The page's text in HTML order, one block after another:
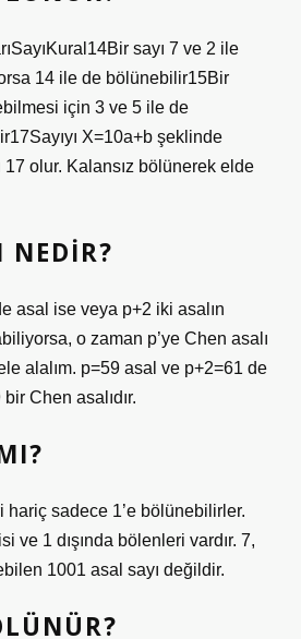
sayı 7 ve 2 ile
14 ile de bölünebilir15Bir
için 3 ve 5 ile de
X=10a+b şeklinde
17 olur. Kalansız bölünerek elde
NEDIR?
asal ise veya p+2 iki asalın
o zaman p’ye Chen asalı
alalım. p=59 asal ve p+2=61 de
Chen asalıdır.
hariç sadece 1’e bölünebilirler.
ve 1 dışında bölenleri vardır. 7,
1001 asal sayı değildir.